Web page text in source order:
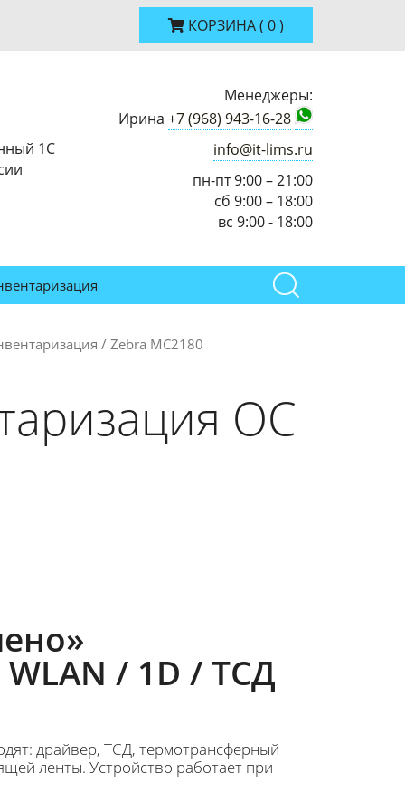
КОРЗИНА( 0)
1С
Менеджеры:
Ирина +7 (968) 943-16-28
info@it-lims.ru
пн-пт 9:00 – 21:00
сб 9:00 – 18:00
вс 9:00 - 18:00
/ Zebra MC2180
ОС
/ 1D / ТСД
драйвер, ТСД, термотрансферный
ленты. Устройство работает при